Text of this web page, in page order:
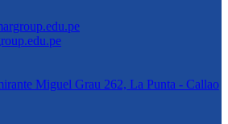
Miguel Grau 262, La Punta - Callao